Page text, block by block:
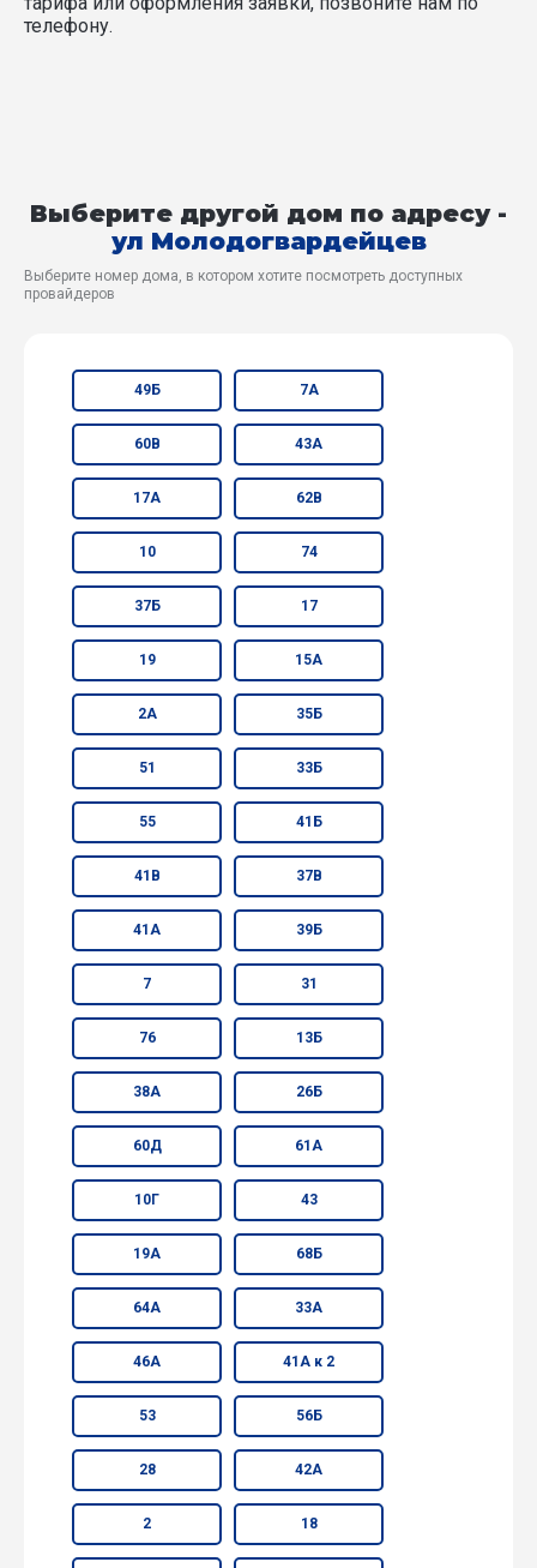
телефону.
Выберите другой дом по адресу -
ул Молодогвардейцев
Выберите номер дома, в котором хотите посмотреть доступных
провайдеров
49Б 7А
60В 43А
17А 62В
10 74
37Б 17
19 15А
2А 35Б
51 33Б
55 41Б
41В 37В
41А 39Б
7 31
76 13Б
38А 26Б
60Д 61А
10Г 43
19А 68Б
64А 33А
46А 41А к 2
53 56Б
28 42А
2 18